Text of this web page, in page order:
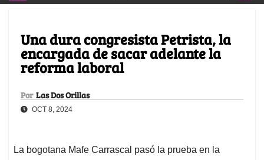
Una dura congresista Petrista, la
encargada de sacar adelante la
reforma laboral
Por Las Dos Orillas
OCT 8, 2024
La bogotana Mafe Carrascal pasó la prueba en la